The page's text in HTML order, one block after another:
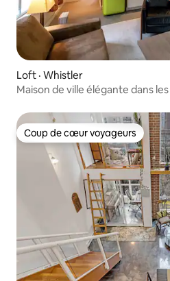
Loft · Whistler
Maison de ville élégante dans
Coup de cœur voyageurs
Coup de cœur voyageurs